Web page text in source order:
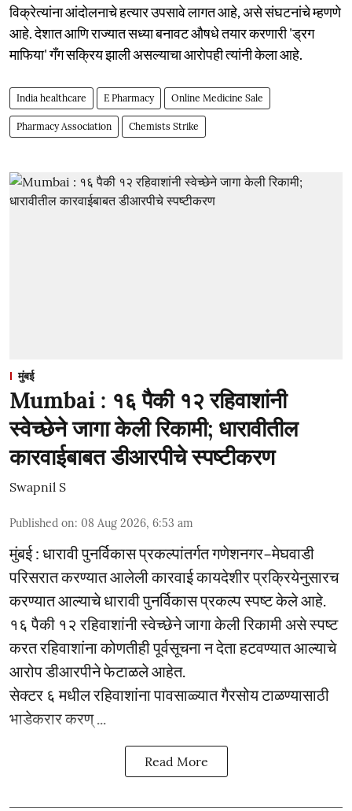
विक्रेत्यांना आंदोलनाचे हत्यार उपसावे लागत आहे, असे संघटनांचे म्हणणे
आहे. देशात आणि राज्यात सध्या बनावट औषधे तयार करणारी 'ड्रग
माफिया' गँग सक्रिय झाली असल्याचा आरोपही त्यांनी केला आहे.
India healthcare E Pharmacy Online Medicine Sale
Pharmacy Association Chemists Strike
मुंबई
Mumbai : १६ पैकी १२ रहिवाशांनी
स्वेच्छेने जागा केली रिकामी; धारावीतील
कारवाईबाबत डीआरपीचे स्पष्टीकरण
Swapnil S
Published on: 08 Aug 2026, 6:53 am
मुंबई : धारावी पुनर्विकास प्रकल्पांतर्गत गणेशनगर–मेघवाडी
परिसरात करण्यात आलेली कारवाई कायदेशीर प्रक्रियेनुसारच
करण्यात आल्याचे धारावी पुनर्विकास प्रकल्प स्पष्ट केले आहे.
१६ पैकी १२ रहिवाशांनी स्वेच्छेने जागा केली रिकामी असे स्पष्ट
करत रहिवाशांना कोणतीही पूर्वसूचना न देता हटवण्यात आल्याचे
आरोप डीआरपीने फेटाळले आहेत.
सेक्टर ६ मधील रहिवाशांना पावसाळ्यात गैरसोय टाळण्यासाठी
भाडेकरार करण् ...
Read More